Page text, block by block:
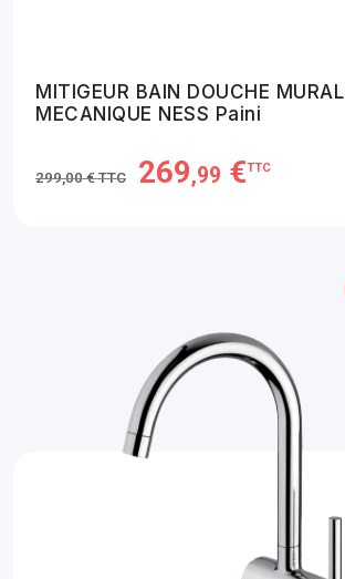
MITIGEUR BAIN DOUCHE MURAL
MECANIQUE NESS Paini
299,00 € TTC 269,99 €TTC